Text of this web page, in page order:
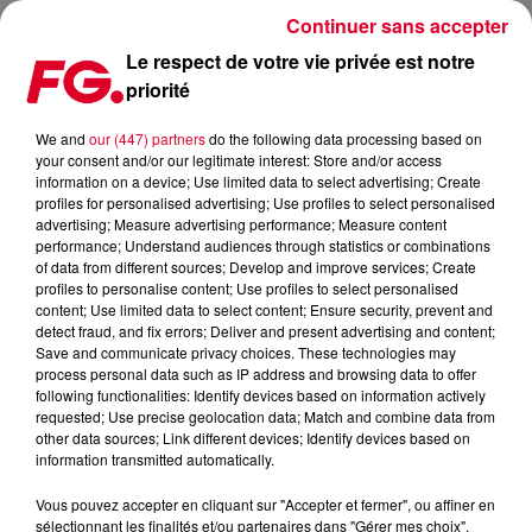
THE CHAINSMOKERS, ZEDD, ALESSIA CARA, ALESSO,
AMERICAN MUSIC AWARDS ! (VIDÉO)
Publié : 20 novembre 2017 à 10h21 par La rédaction
Le respect de votre vie privée est notre
priorité
We and our (447) partnersdo the following data processing based on
your consent and/or our legitimate interest: Store and/or access
information on a device; Use limited data to select advertising; Create
profiles for personalised advertising; Use profiles to select personalised
advertising; Measure advertising performance; Measure content
performance; Understand audiences through statistics or combinations
of data from different sources; Develop and improve services; Create
profiles to personalise content; Use profiles to select personalised
content; Use limited data to select content; Ensure security, prevent and
detect fraud, and fix errors; Deliver and present advertising and content;
Save and communicate privacy choices. These technologies may
process personal data such as IP address and browsing data to offer
following functionalities: Identify devices based on information actively
requested; Use precise geolocation data; Match and combine data from
other data sources; Link different devices; Identify devices based on
information transmitted automatically.
Vous pouvez accepter en cliquant sur "Accepter et fermer", ou affiner en
sélectionnant les finalités et/ou partenaires dans "Gérer mes choix".
Continuer sans accepter